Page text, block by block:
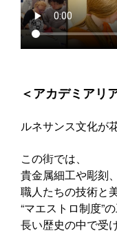
＜アカデミアリ
ルネサンス文化が
この街では、
貴金属細工や彫刻
職人たちの技術と
“マエストロ制度”
長い歴史の中で受